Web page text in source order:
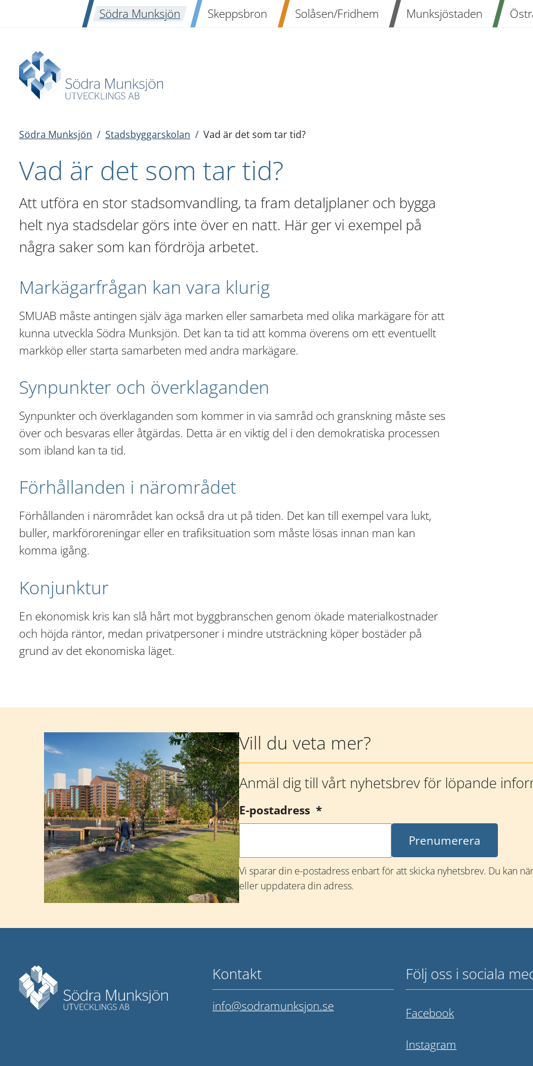
Södra Munksjön Skeppsbron Solåsen/Fridhem Munksjöstaden
Södra Munksjön / Stadsbyggarskolan / Vad är det som tar tid?
Vad är det som tar tid?
Att utföra en stor stadsomvandling, ta fram detaljplaner och bygga
helt nya stadsdelar görs inte över en natt. Här ger vi exempel på
några saker som kan fördröja arbetet.
Markägarfrågan kan vara klurig
SMUAB måste antingen själv äga marken eller samarbeta med olika markägare för att
kunna utveckla Södra Munksjön. Det kan ta tid att komma överens om ett eventuellt
markköp eller starta samarbeten med andra markägare.
Synpunkter och överklaganden
Synpunkter och överklaganden som kommer in via samråd och granskning måste ses
över och besvaras eller åtgärdas. Detta är en viktig del i den demokratiska processen
som ibland kan ta tid.
Förhållanden i närområdet
Förhållanden i närområdet kan också dra ut på tiden. Det kan till exempel vara lukt,
buller, markföroreningar eller en trafiksituation som måste lösas innan man kan
komma igång.
Konjunktur
En ekonomisk kris kan slå hårt mot byggbranschen genom ökade materialkostnader
och höjda räntor, medan privatpersoner i mindre utsträckning köper bostäder på
grund av det ekonomiska läget.
Mer information
Vill du veta mer?
Anmäl dig till vårt nyhetsbrev för löpande
E-postadress *(obligatorisk)
Vi sparar din e-postadress enbart för att skicka nyhetsbrev. Du kan
eller uppdatera din adress.
Kontakt
info@sodramunksjon.se
Följ oss i sociala
FacebookLänk till annan
Instagram